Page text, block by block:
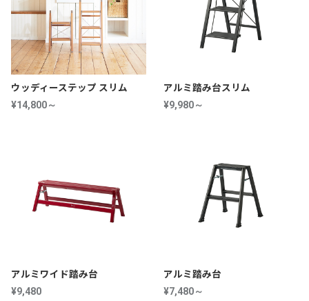
ウッディーステップ スリム
¥14,800～
アルミ踏み台スリム
¥9,980～
アルミワイド踏み台
¥9,480
アルミ踏み台
¥7,480～